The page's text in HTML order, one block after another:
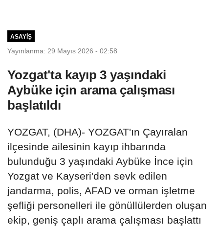
ASAYIŞ
Yayınlanma: 29 Mayıs 2026 - 02:58
Yozgat'ta kayıp 3 yaşındaki
Aybüke için arama çalışması
başlatıldı
YOZGAT, (DHA)- YOZGAT'ın Çayıralan
ilçesinde ailesinin kayıp ihbarında
bulunduğu 3 yaşındaki Aybüke İnce için
Yozgat ve Kayseri'den sevk edilen
jandarma, polis, AFAD ve orman işletme
şefliği personelleri ile gönüllülerden oluşan
ekip, geniş çaplı arama çalışması başlattı